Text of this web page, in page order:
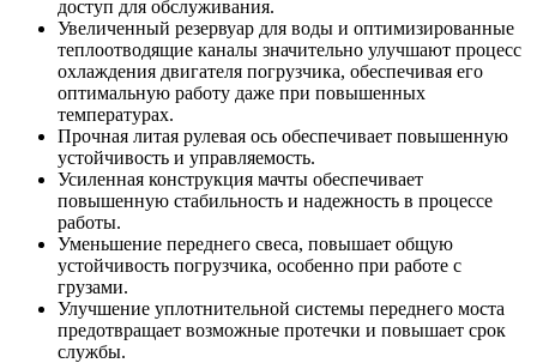
доступ для обслуживания.
Увеличенный резервуар для воды и оптимизированные
теплоотводящие каналы значительно улучшают процесс
охлаждения двигателя погрузчика, обеспечивая его
оптимальную работу даже при повышенных
температурах.
Прочная литая рулевая ось обеспечивает повышенную
устойчивость и управляемость.
Усиленная конструкция мачты обеспечивает
повышенную стабильность и надежность в процессе
работы.
Уменьшение переднего свеса, повышает общую
устойчивость погрузчика, особенно при работе с
грузами.
Улучшение уплотнительной системы переднего моста
предотвращает возможные протечки и повышает срок
службы.